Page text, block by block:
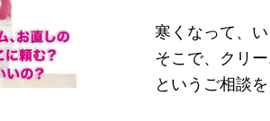
寒くなって、
そこで、クリ
というご相談